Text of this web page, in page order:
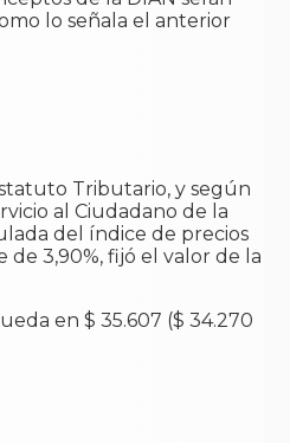
lo señala el anterior
Tributario, y según
al Ciudadano de la
del índice de precios
de 3,90%, fijó el valor de la
en $ 35.607 ($ 34.270